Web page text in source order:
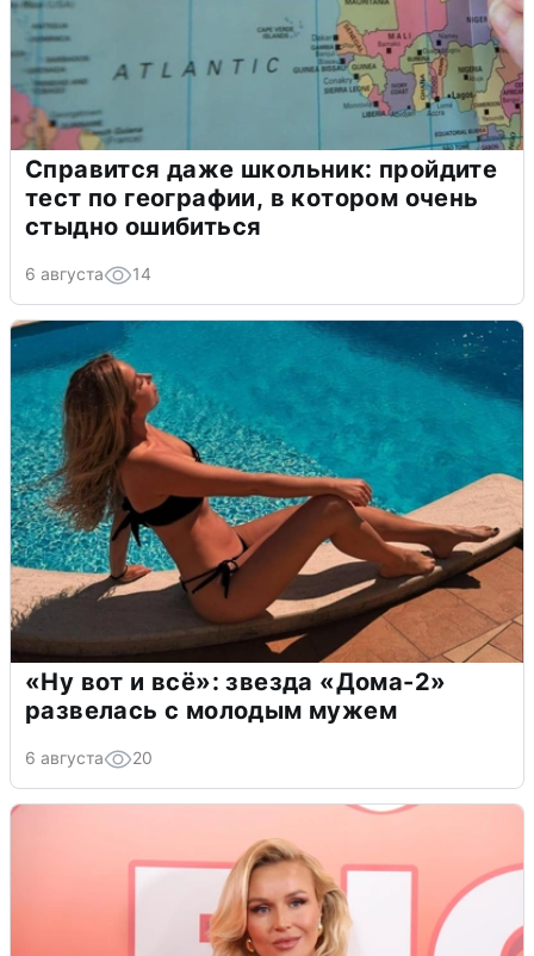
Справится даже школьник: пройдите
тест по географии, в котором очень
стыдно ошибиться
6 августа 14
«Ну вот и всё»: звезда «Дома-2»
развелась с молодым мужем
6 августа 20